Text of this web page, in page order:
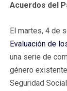
Acuerdos del
El martes, 4 de
Evaluación de
una serie de
género
Seguridad